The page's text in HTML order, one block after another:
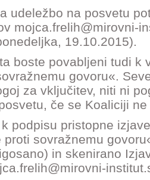
udeležbo na posvetu
mojca.frelih@mirovni-
19.10.2015).
boste povabljeni tudi k
govoru«.
za vključitev, niti ni
če se Koaliciji
podpisu pristopne
proti sovražnemu
in skenirano